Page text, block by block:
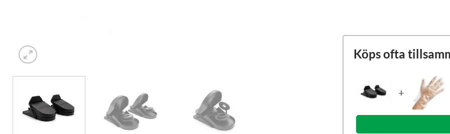
Köps ofta
+